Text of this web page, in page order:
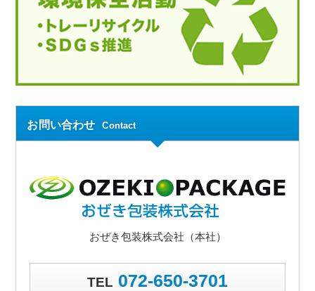
お問い合わせ Contact
おぜき包装株式会社（本社）
TEL 072-650-3701